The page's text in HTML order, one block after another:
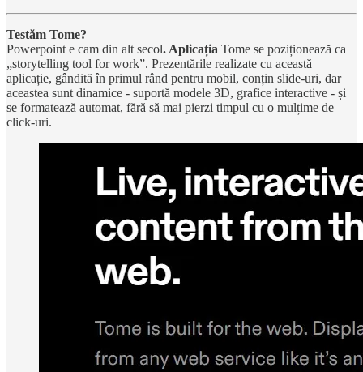
Testăm Tome?
Powerpoint e cam din alt secol. Aplicația Tome se poziționează ca
„storytelling tool for work”. Prezentările realizate cu această
aplicație, gândită în primul rând pentru mobil, conțin slide-uri, dar
aceastea sunt dinamice - suportă modele 3D, grafice interactive - și
se formatează automat, fără să mai pierzi timpul cu o mulțime de
click-uri.